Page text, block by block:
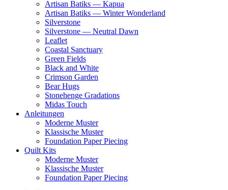
Artisan Batiks — Kapua
Artisan Batiks — Winter Wonderland
Silverstone
Silverstone — Neutral Dawn
Leaflet
Coastal Sanctuary
Green Fields
Black and White
Crimson Garden
Bear Hugs
Stonehenge Gradations
Midas Touch
Anleitungen
Moderne Muster
Klassische Muster
Foundation Paper Piecing
Quilt Kits
Moderne Muster
Klassische Muster
Foundation Paper Piecing